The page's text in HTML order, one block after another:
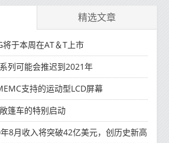
精选文章
于本周在AT＆T上市
列可能会推迟到2021年
支持的运动型LCD屏幕
篷车的特别启动
8月收入将突破42亿美元，创历史新高